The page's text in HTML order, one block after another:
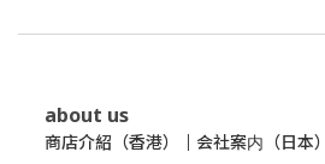
about us
商店介紹（香港） 会社案内（日本）